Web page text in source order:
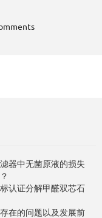
器中无菌原液的损失
认证分解甲醛双芯石
在的问题以及发展前